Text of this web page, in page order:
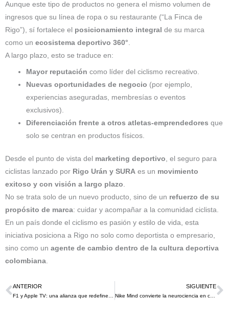
Aunque este tipo de productos no genera el mismo volumen de
ingresos que su línea de ropa o su restaurante (“La Finca de
Rigo”), sí fortalece el posicionamiento integral de su marca
como un ecosistema deportivo 360°.
A largo plazo, esto se traduce en:
Mayor reputación como líder del ciclismo recreativo.
Nuevas oportunidades de negocio (por ejemplo,
experiencias aseguradas, membresías o eventos
exclusivos).
Diferenciación frente a otros atletas-emprendedores que
solo se centran en productos físicos.
Desde el punto de vista del marketing deportivo, el seguro para
ciclistas lanzado por Rigo Urán y SURA es un movimiento
exitoso y con visión a largo plazo.
No se trata solo de un nuevo producto, sino de un refuerzo de su
propósito de marca: cuidar y acompañar a la comunidad ciclista.
En un país donde el ciclismo es pasión y estilo de vida, esta
iniciativa posiciona a Rigo no solo como deportista o empresario,
sino como un agente de cambio dentro de la cultura deportiva
colombiana.
Ant
ANTERIOR SIGUIENTE
Nike Mind convierte la neurociencia en calzado 2025